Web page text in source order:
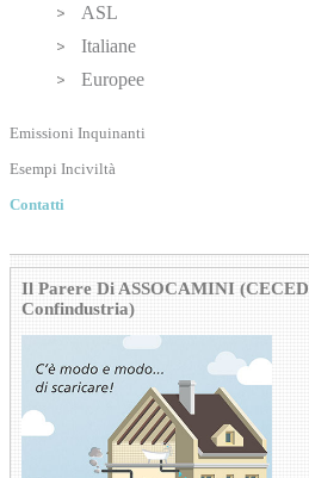
ASL
Italiane
Europee
Emissioni Inquinanti
Esempi Inciviltà
Contatti
Il Parere Di ASSOCAMINI (CECED
Confindustria)